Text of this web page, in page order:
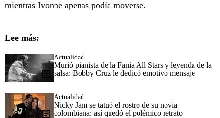
mientras Ivonne apenas podía moverse.
Lee más:
Actualidad
Murió pianista de la Fania All Stars y leyenda de la
salsa: Bobby Cruz le dedicó emotivo mensaje
Actualidad
Nicky Jam se tatuó el rostro de su novia
colombiana: así quedó el polémico retrato